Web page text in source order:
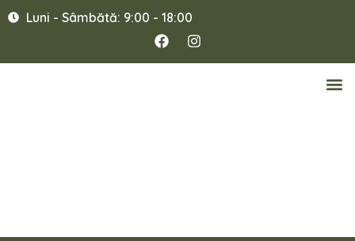
Luni - Sâmbătă: 9:00 - 18:00